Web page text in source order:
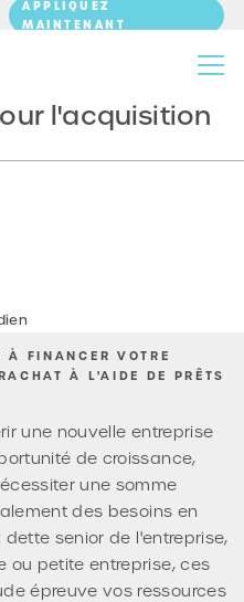
APPLIQUEZ
MAINTENANT
l'acquisition
FINANCER VOTRE
À L'AIDE DE PRÊTS
une nouvelle entreprise
de croissance,
une somme
des besoins en
senior de l'entreprise,
ou petite entreprise, ces
épreuve vos ressources